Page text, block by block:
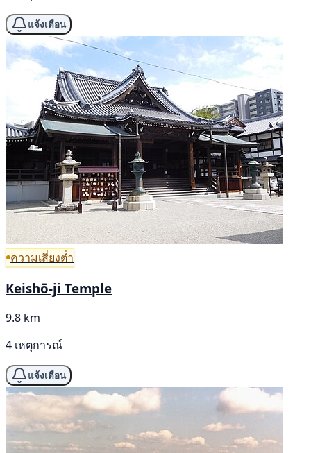
แจ้งเตือน
ความเสี่ยงต่ำ
Keishō-ji Temple
9.8 km
4 เหตุการณ์
แจ้งเตือน